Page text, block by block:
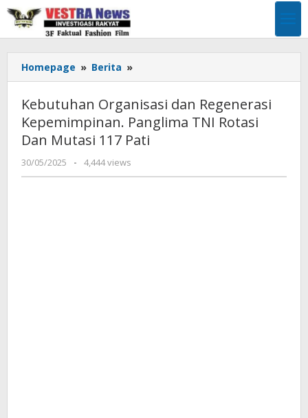
Lewati
konten
Homepage » Berita »
Organisasi
Regenerasi
Kepemimpinan.
Panglima
Dan
Kebutuhan Organisasi dan Regenerasi
Kepemimpinan. Panglima TNI Rotasi
Dan Mutasi 117 Pati
30/05/2025
oleh
Pimpinan
- 4,444 views